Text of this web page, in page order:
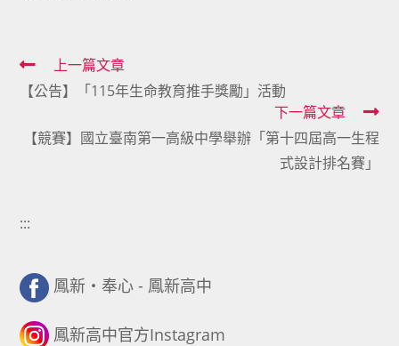
Read
more
articles
上一篇文章
【公告】「115年生命教育推手獎勵」活動
下一篇文章
【競賽】國立臺南第一高級中學舉辦「第十四屆高一生程
式設計排名賽」
:::
鳳新・奉心 - 鳳新高中
鳳新高中官方Instagram